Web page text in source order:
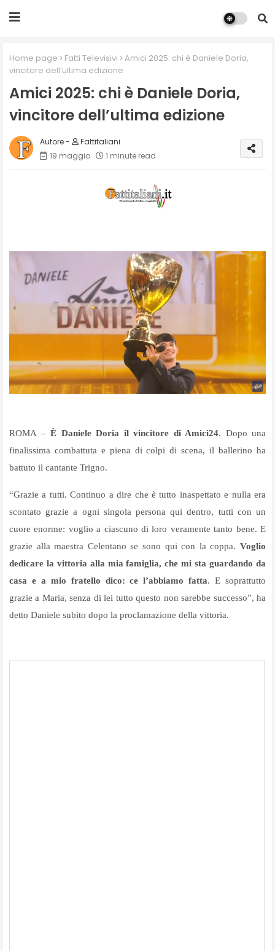
Home page Fatti Televisivi
Amici 2025: chi è Daniele Doria,
vincitore dell’ultima edizione
Amici 2025: chi è Daniele Doria,
vincitore dell’ultima edizione
Fattitaliani
19 maggio
1 minute read
ROMA – È Daniele Doria il vincitore di Amici24. Dopo una
finalissima combattuta e piena di colpi di scena, il ballerino ha
battuto il cantante Trigno.
“Grazie a tutti. Continuo a dire che è tutto inaspettato e nulla era
scontato grazie a ogni singola persona qui dentro, tutti con un
cuore enorme: voglio a ciascuno di loro veramente tanto bene. E
grazie alla maestra Celentano se sono qui con la coppa. Voglio
dedicare la vittoria alla mia famiglia, che mi sta guardando da
casa e a mio fratello dico: ce l’abbiamo fatta. E soprattutto
grazie a Maria, senza di lei tutto questo non sarebbe successo”, ha
detto Daniele subito dopo la proclamazione della vittoria.